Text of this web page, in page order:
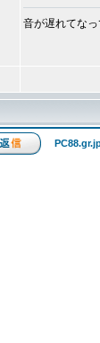
音が遅れてなっ